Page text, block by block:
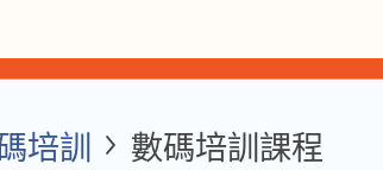
培訓 數碼培訓課程